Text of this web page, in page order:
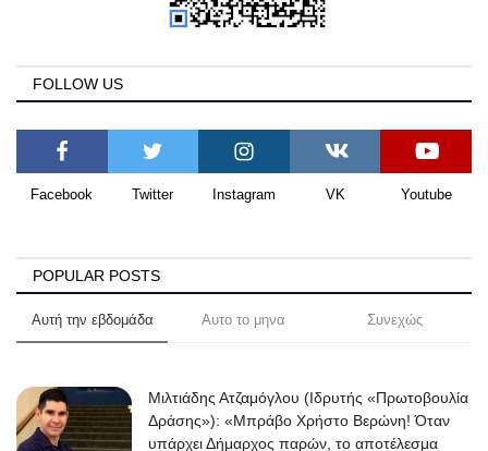
FOLLOW US
Facebook Twitter Instagram VK Youtube
POPULAR POSTS
Αυτή την εβδομάδα Αυτο το μηνα Συνεχώς
Μιλτιάδης Ατζαμόγλου (Ιδρυτής «Πρωτοβουλία
Δράσης»): «Μπράβο Χρήστο Βερώνη! Όταν
υπάρχει Δήμαρχος παρών, το αποτέλεσμα